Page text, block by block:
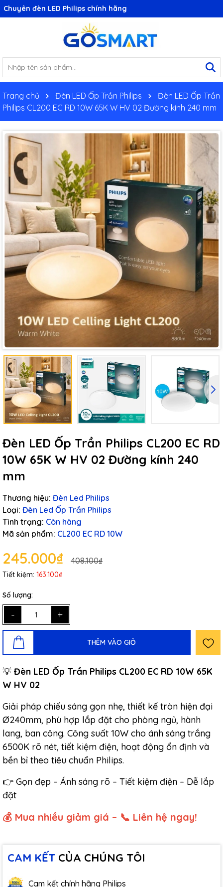
Chuyên đèn LED Philips chính hãng
Trang chủ Đèn LED Ốp Trần Philips
Đèn LED Ốp Trần
Philips CL200 EC RD 10W 65K W HV 02 Đường kính 240 mm
Đèn LED Ốp Trần Philips CL200 EC RD
10W 65K W HV 02 Đường kính 240
mm
Thương hiệu: Đèn Led Philips
Loại: Đèn Led Ốp Trần Philips
Tình trạng: Còn hàng
Mã sản phẩm: CL200 EC RD 10W
245.000₫ 408.100₫
Tiết kiệm: 163.100₫
Số lượng:
- +
THÊM VÀO GIỎ
💡 Đèn LED Ốp Trần Philips CL200 EC RD 10W 65K
W HV 02
Giải pháp chiếu sáng gọn nhẹ, thiết kế tròn hiện đại
Ø240mm, phù hợp lắp đặt cho phòng ngủ, hành
lang, ban công. Công suất 10W cho ánh sáng trắng
6500K rõ nét, tiết kiệm điện, hoạt động ổn định và
bền bỉ theo tiêu chuẩn Philips.
👉 Gọn đẹp – Ánh sáng rõ – Tiết kiệm điện – Dễ lắp
đặt
💰 Mua nhiều giảm giá – 📞 Liên hệ ngay!
CAM KẾT CỦA CHÚNG TÔI
Cam kết chính hãng Philips